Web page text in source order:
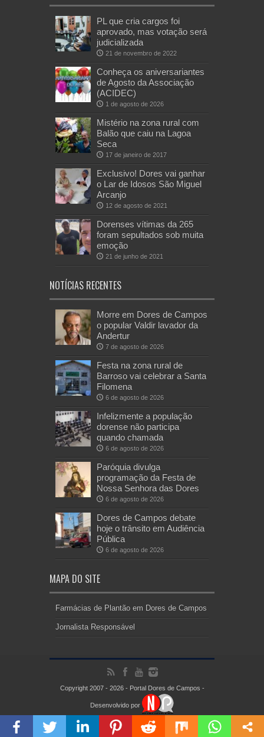
PL que cria cargos foi
aprovado, mas votação será
judicializada
21 de novembro de 2022
Conheça os aniversariantes
de Agosto da Associação
(ACIDEC)
1 de agosto de 2026
Mistério na zona rural com
Balão que caiu na Lagoa
Seca
17 de janeiro de 2017
Exclusivo! Dores vai ganhar
o Lar de Idosos São Miguel
Arcanjo
12 de agosto de 2021
Dorenses vítimas da 265
foram sepultados sob muita
emoção
21 de junho de 2021
NOTÍCIAS RECENTES
Morre em Dores de Campos
o popular Valdir lavador da
Andertur
7 de agosto de 2026
Festa na zona rural de
Barroso vai celebrar a Santa
Filomena
6 de agosto de 2026
Infelizmente a população
dorense não participa
quando chamada
6 de agosto de 2026
Paróquia divulga
programação da Festa de
Nossa Senhora das Dores
6 de agosto de 2026
Dores de Campos debate
hoje o trânsito em Audiência
Pública
6 de agosto de 2026
MAPA DO SITE
Farmácias de Plantão em Dores de Campos
Jornalista Responsável
Copyright 2007 - 2026 - Portal Dores de Campos -
Desenvolvido por